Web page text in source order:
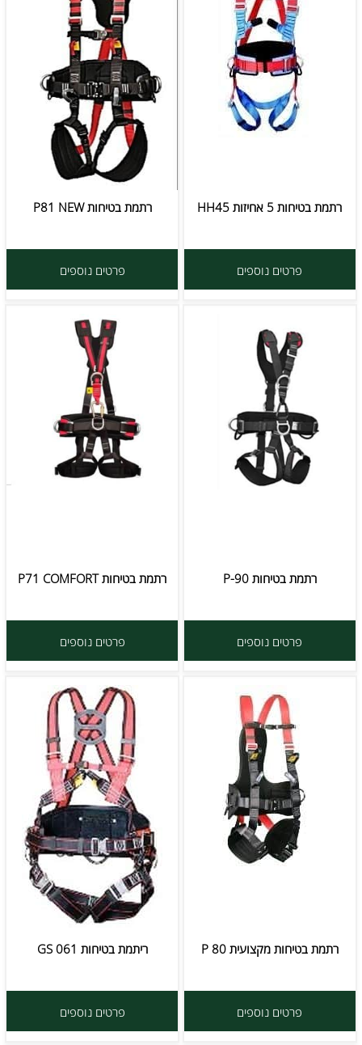
רתמת בטיחות 5 אחיזות HH45
פרטים נוספים
רתמת בטיחות P81 NEW
פרטים נוספים
רתמת בטיחות P-90
פרטים נוספים
רתמת בטיחות P71 COMFORT
פרטים נוספים
רתמת בטיחות מקצועית P 80
פרטים נוספים
ריתמת בטיחות GS 061
פרטים נוספים